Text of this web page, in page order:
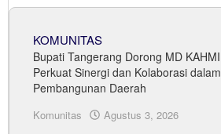
2026
oleh
Sudrajat
KOMUNITAS
Bupati Tangerang Dorong MD KAHMI
Perkuat Sinergi dan Kolaborasi dalam
Pembangunan Daerah
Komunitas Agustus 3, 2026